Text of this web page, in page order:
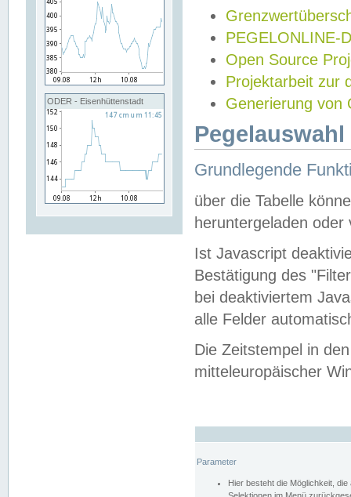
ODER - Eisenhüttenstadt
PEGELONLINE-
Open Source
Projektarbeit zur
Generierung von
Grundlegende
über die Tabelle
heruntergeladen oder
Ist Javascript
Bestätigung des
bei deaktiviertem
alle Felder
Die Zeitstempel in
mitteleuropäischer
Parameter
Hier besteht die Möglichkeit,